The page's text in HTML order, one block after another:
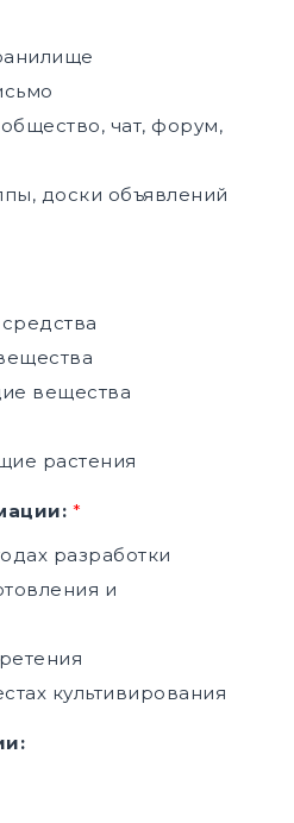
чат, форум,
доски объявлений
вещества
растения
*
разработки
и
культивирования